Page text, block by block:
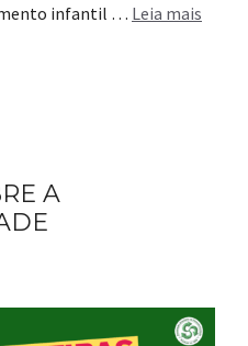
infantil … Leia mais
A